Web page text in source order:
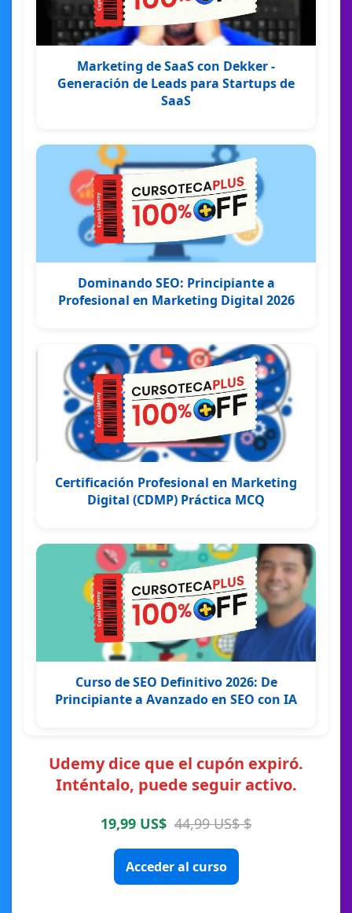
Marketing de SaaS con Dekker -
Generación de Leads para Startups de
SaaS
Dominando SEO: Principiante a
Profesional en Marketing Digital 2026
Certificación Profesional en Marketing
Digital (CDMP) Práctica MCQ
Curso de SEO Definitivo 2026: De
Principiante a Avanzado en SEO con IA
Udemy dice que el cupón expiró.
Inténtalo, puede seguir activo.
19,99 US$ 44,99 US$ $
Acceder al curso